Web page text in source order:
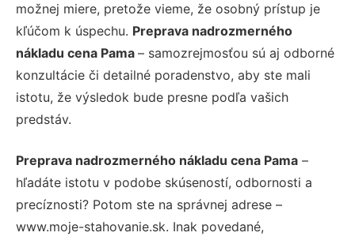
možnej miere, pretože vieme, že osobný prístup je
kľúčom k úspechu. Preprava nadrozmerného
nákladu cena Pama – samozrejmosťou sú aj odborné
konzultácie či detailné poradenstvo, aby ste mali
istotu, že výsledok bude presne podľa vašich
predstáv.
Preprava nadrozmerného nákladu cena Pama –
hľadáte istotu v podobe skúseností, odbornosti a
precíznosti? Potom ste na správnej adrese –
www.moje-stahovanie.sk. Inak povedané,